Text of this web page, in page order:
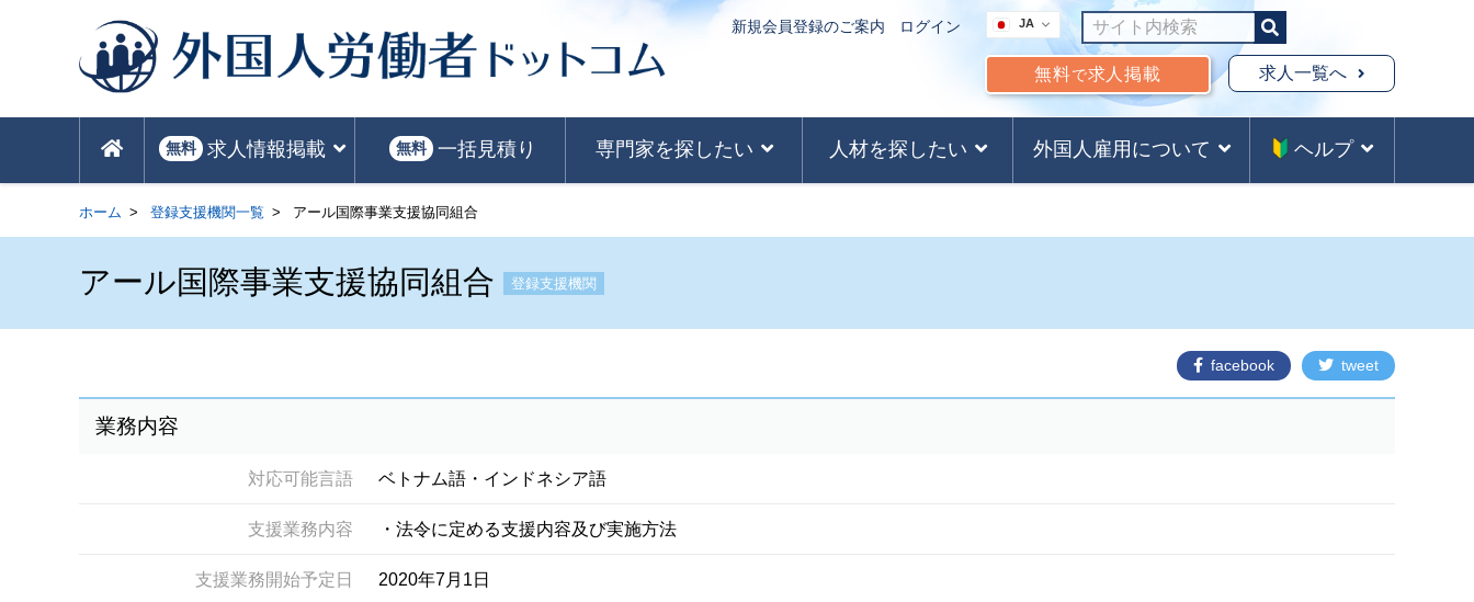
新規会員登録のご案内 ログイン JA
無料で求人掲載 求人一覧へ
無料 求人情報掲載 無料 一括見積り 専門家を探したい 人材を探したい 外国人雇用について ヘルプ
ホーム 登録支援機関一覧 アール国際事業支援協同組合
アール国際事業支援協同組合 登録支援機関
facebook tweet
業務内容
対応可能言語 ベトナム語・インドネシア語
支援業務内容 ・法令に定める支援内容及び実施方法
支援業務開始予定日 2020年7月1日